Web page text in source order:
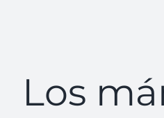
Los